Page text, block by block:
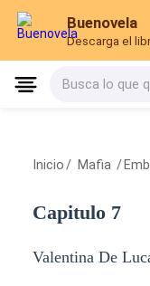
Buenovela
Descarga el
Busca lo que
Inicio / Mafia /
Capitulo 7
Valentina De